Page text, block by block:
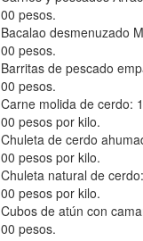
00 pesos.
Bacalao desmenuzado
00 pesos.
Barritas de pescado
00 pesos.
Carne molida de cerdo:
00 pesos por kilo.
Chuleta de cerdo
00 pesos por kilo.
Chuleta natural de
00 pesos por kilo.
Cubos de atún con
00 pesos.